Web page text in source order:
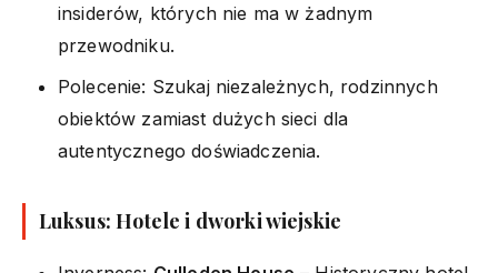
insiderów, których nie ma w żadnym
przewodniku.
Polecenie: Szukaj niezależnych, rodzinnych
obiektów zamiast dużych sieci dla
autentycznego doświadczenia.
Luksus: Hotele i dworki wiejskie